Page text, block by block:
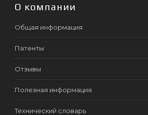
О компании
Общая информация
Патенты
Отзывы
Полезная информация
Технический словарь